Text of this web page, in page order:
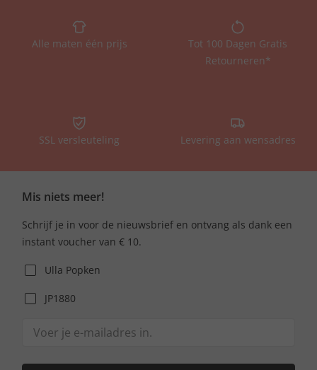
Alle maten één prijs
Tot 100 Dagen Gratis
Retourneren*
SSL versleuteling Levering aan wensadres
Mis niets meer!
Schrijf je in voor de nieuwsbrief en ontvang als dank een
instant voucher van € 10.
Ulla Popken
JP1880